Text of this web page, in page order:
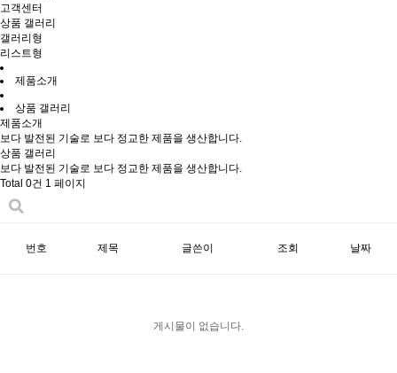
고객센터
상품 갤러리
갤러리형
리스트형
제품소개
상품 갤러리
제품소개
보다 발전된 기술로 보다 정교한 제품을 생산합니다.
상품 갤러리
보다 발전된 기술로 보다 정교한 제품을 생산합니다.
Total 0건 1 페이지
번호 제목 글쓴이 조회 날짜
게시물이 없습니다.